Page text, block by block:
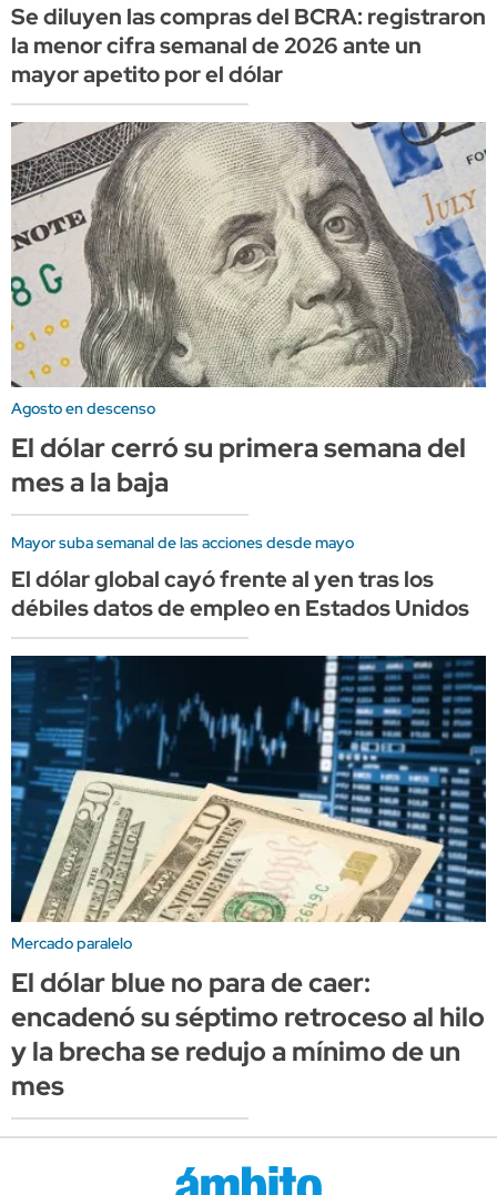
Se diluyen las compras del BCRA: registraron
la menor cifra semanal de 2026 ante un
mayor apetito por el dólar
Agosto en descenso
El dólar cerró su primera semana del
mes a la baja
Mayor suba semanal de las acciones desde mayo
El dólar global cayó frente al yen tras los
débiles datos de empleo en Estados Unidos
Mercado paralelo
El dólar blue no para de caer:
encadenó su séptimo retroceso al hilo
y la brecha se redujo a mínimo de un
mes